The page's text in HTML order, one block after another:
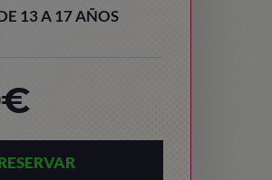
13 A 17 AÑOS